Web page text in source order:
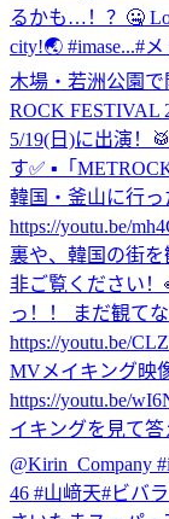
るかも…！？🤐
city!🌏 #imase...#メ
木場・若洲公園
ROCK FESTIVAL
5/19(日)に出演！
す✅ ▪︎「
韓国・釜山に行
https://youtu.be/
裏や、韓国の街
非ご覧ください！
っ！！ まだ観て
https://youtu.be/
MVメイキング映
https://youtu.be/
イキングを見て
@Kirin_Company
46 #山﨑天#ビバ